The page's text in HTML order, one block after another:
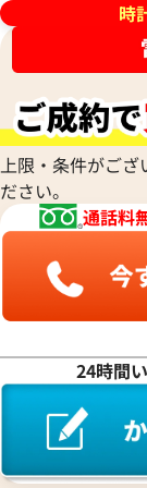
デイデイト
デックス
日時点の参考
Alain
アラン・シル
Armand
アルマン・ニ
WALTHAM
ウォルサム
HUBLOT
ウブロ
ETERNA
エテルナ
EDOX
エドックス
エベラール
EBEL
エベル
EPOS
クインティング
Cuervo y
クエルボ・イ
CVSTOS
クストス
Chronoswiss
クロノスイス
GUCCI
グッチ
Graham
グラハム
グランドセイ
CORUM
コルム
Concord
コンコルド
Chopard
ショパール
CHAUMET
ショーメ
Jacob & Co.
ジェイコブ
Gerald Genta
ジェラルド・
Jaeger-
ジャケ・ドロー
Girard-
ジラール・ペ
Sinn
ジン
チューダー(チ
ティファニー
Dior
ディオール
Harry Winston
ハリー・ウィ
Patek Philippe
Panerai
パネライ
Parmigiani
パルミジャーニ
Piaget
PIERRE KUNZ
ピエール・クンツ
FRANCK
フランク ミュ
BOUCHERON
ブシュロン
BREITLING
ブライトリング
Blancpain
MAURICE
モーリス・ラ
RALPH
ラルフ ローレン
リシャール・
Louis Vuitton
ルイ・ヴィトン
Luminox
ルミノックス
Ressence
ROGER
ロジェ・デュブイ
ROLEX
ロレックス
LONGINES
ロンジン
時
上限・条件がござ
ださい。
通話料
24時間